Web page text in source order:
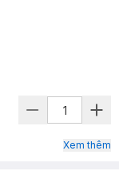
Xem thêm